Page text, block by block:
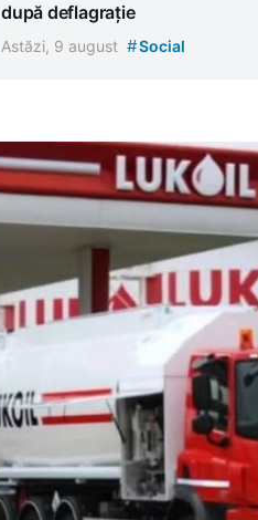
după deflagrație
Astăzi, 9 august #Social